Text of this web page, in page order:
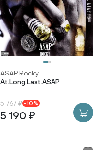
ASAP Rocky
At.Long.Last.ASAP
5 767 ₽ -10%
5 190 ₽